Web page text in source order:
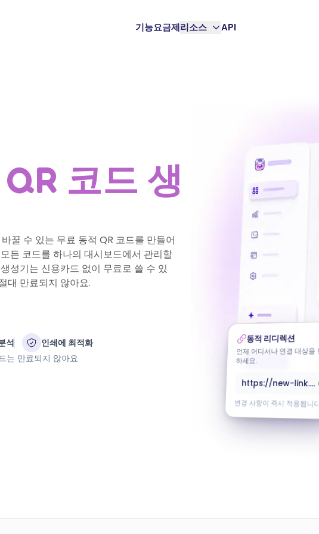
기능요금제리소스 API
코드 생
꿀 수 있는 무료 동적 QR 코드를 만들어
든 코드를 하나의 대시보드에서 관리할
성기는 신용카드 없이 무료로 쓸 수 있
대 만료되지 않아요.
석
인쇄에 최적화
는 만료되지 않아요
동적 리디렉션
언제 어디서나 연결 대상을
하세요.
https://new-link.com
변경 사항이 즉시 적용됩니